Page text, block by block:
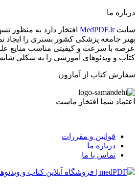
درباره ما
سایتMedPDF.ir افتخار دارد به منظور
بهتر جامعه پزشکی کشور بستری را ایجاد
عرصه با سرعت و کیفیتی مناسب منایع
کتاب و ویدئوهای آموزشی را به شکلی
سفارش کتاب از آمازون
اعتماد شما افتخار ماست
قوانین و مقررات
درباره ما
تماس با ما